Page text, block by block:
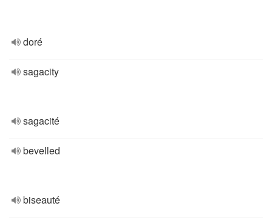
doré
sagacity
sagacité
bevelled
biseauté